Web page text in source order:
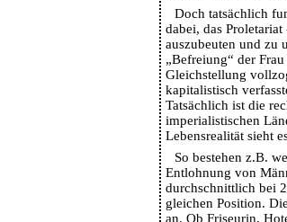
Doch tatsächlich
dabei, das
auszubeuten und zu
„Befreiung“ der
Gleichstellung
kapitalistisch
Tatsächlich ist die
imperialistischen
Lebensrealität sieht
So bestehen z.B.
Entlohnung von
durchschnittlich bei
gleichen Position.
an. Ob Friseurin,